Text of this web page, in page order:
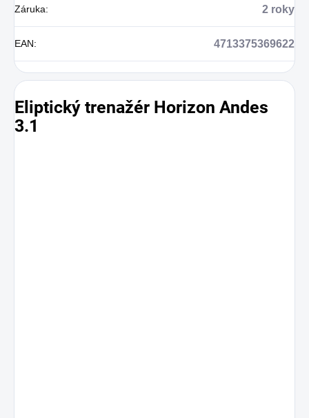
Záruka: 2 roky
EAN: 4713375369622
Eliptický trenažér Horizon Andes
3.1